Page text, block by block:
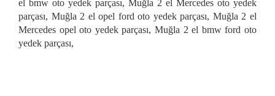
el bmw oto yedek parçası, Muğla 2 el Mercedes oto yedek
parçası, Muğla 2 el opel ford oto yedek parçası, Muğla 2 el
Mercedes opel oto yedek parçası, Muğla 2 el bmw ford oto
yedek parçası,